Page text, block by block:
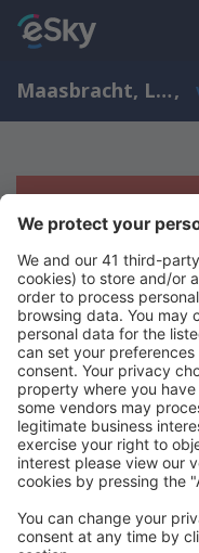
Maasbracht, Limburg, Nederland,
Beklager,
Prøv å søk etter andre
Copyright ©